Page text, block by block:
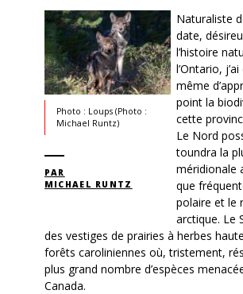
Photo : Loups (Photo :
Michael Runtz)
PAR
MICHAEL RUNTZ
Naturaliste
date,
l’histoire
l’Ontario,
même
point la
cette
Le Nord
toundra la
méridionale
que
polaire et le
arctique. Le
des vestiges de prairies à herbes
forêts caroliniennes où, tristement,
plus grand nombre d’espèces
Canada.